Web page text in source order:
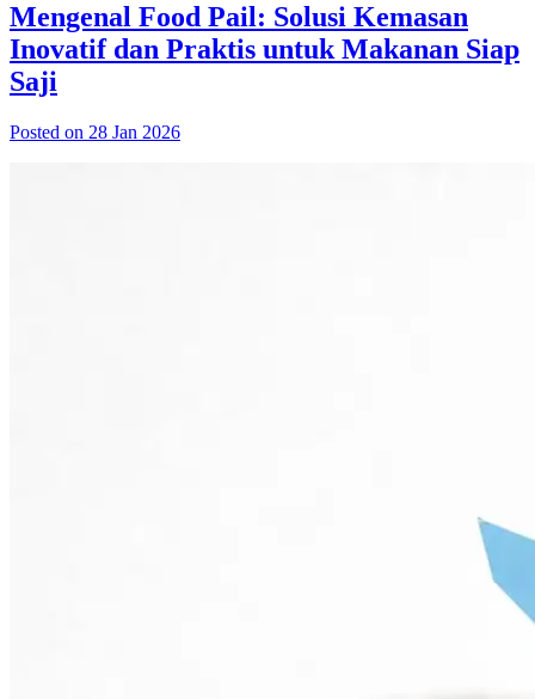
Mengenal Food Pail: Solusi Kemasan
Inovatif dan Praktis untuk Makanan Siap
Saji
Posted on 28 Jan 2026